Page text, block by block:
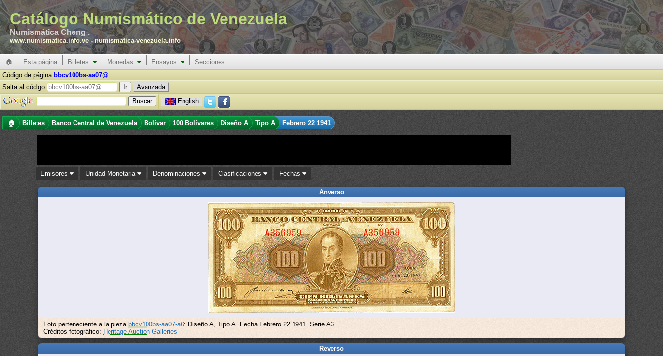
Catálogo Numismático de Venezuela
Numismática Cheng .
www.numismatica.info.ve -numismatica-venezuela.info
🏠 Esta página Billetes Monedas Ensayos
Secciones
Código de página bbcv100bs-aa07@
Salta al código
Avanzada
English
🏠 Billetes Banco Central de Venezuela Bolívar 100 Bolívares Diseño A Tipo A Febrero 22 1941
Emisores Unidad Monetaria Denominaciones Clasificaciones Fechas
Anverso
Foto perteneciente a la pieza bbcv100bs-aa07-a6: Diseño A, Tipo A. Fecha Febrero 22 1941. Serie A6
Créditos fotográfico: Heritage Auction Galleries
Reverso